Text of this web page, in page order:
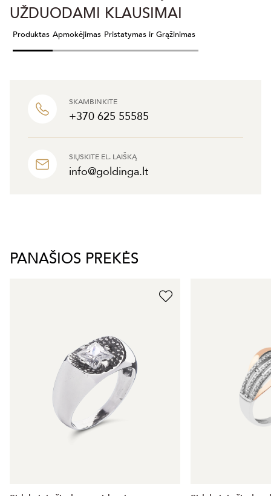
SKAMBINKITE
+370 625 55585
SIŲSKITE EL. LAIŠKĄ
info@goldinga.lt
UŽDUODAMI KLAUSIMAI
Produktas Apmokėjimas Pristatymas ir Grąžinimas
PANAŠIOS PREKĖS